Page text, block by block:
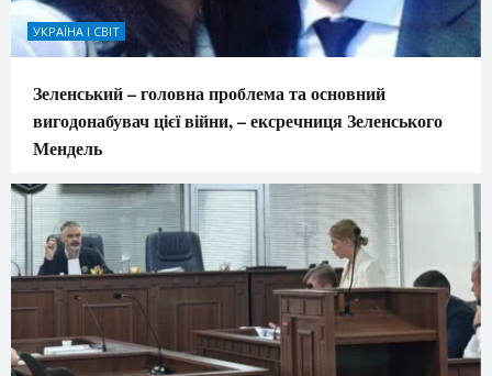
УКРАЇНА І СВІТ
Зеленський – головна проблема та основний
вигодонабувач цієї війни, – ексречниця Зеленського
Мендель